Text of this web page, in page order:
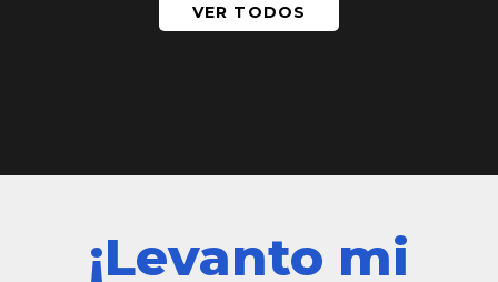
VER TODOS
¡Levanto mi